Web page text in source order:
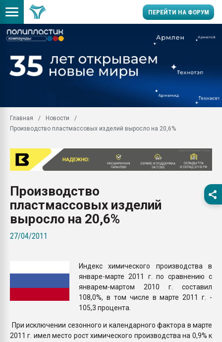
ПЕРЕЙТИ НА ФОРУМ
производство SPC
заводу пластмасс"
Подмосковье, Москва
28.07.2026
28.07.2026
ПЕРЕЙТИ НА
Главная
Новости
Производство пластмассовых изделий выросло на 20,6%
Производство
пластмассовых изделий
выросло на 20,6%
27/04/2011
Индекс химического производства в
январе-марте 2011 г. по сравнению с
январем-мартом 2010 г. составил
108,0%, в том числе в марте 2011 г. -
105,3 процента.
При исключении сезонного и календарного фактора в марте
2011 г. имел место рост химического производства на 0,9% к